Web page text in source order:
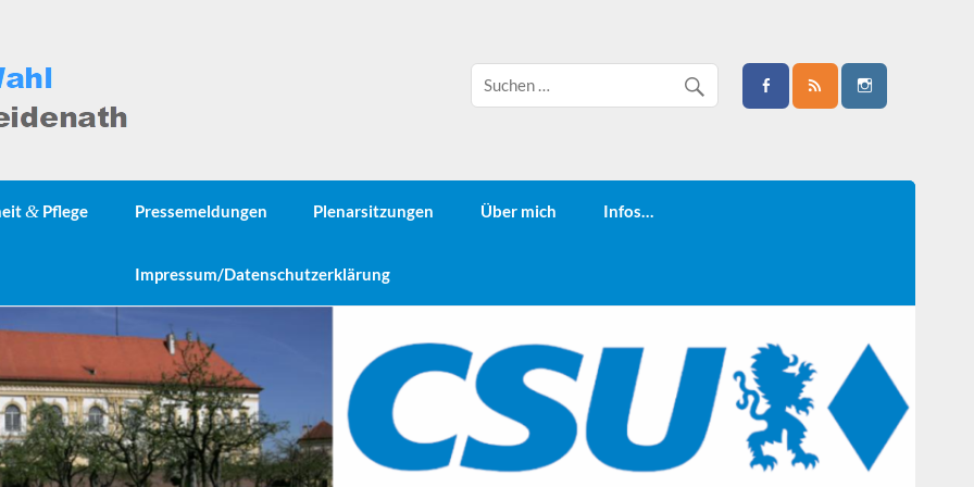
& Pflege Pressemeldungen Plenarsitzungen Über mich Infos…
Impressum/Datenschutzerklärung